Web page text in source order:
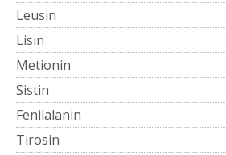
Leusin
Lisin
Metionin
Sistin
Fenilalanin
Tirosin